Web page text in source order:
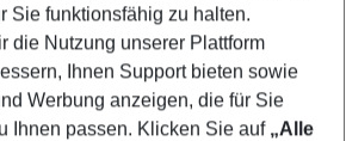
Filter anzeigen
Sie funktionsfähig zu halten.
die Nutzung unserer Plattform
Ihnen Support bieten sowie
Werbung anzeigen, die für Sie
Ihnen passen. Klicken Sie auf „Alle